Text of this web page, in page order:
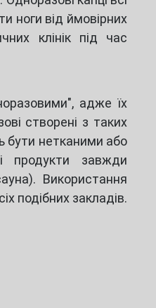
ноги від ймовірних
клінік під час
адже їх
створені з таких
бути нетканими або
продукти завжди
Використання
подібних закладів.